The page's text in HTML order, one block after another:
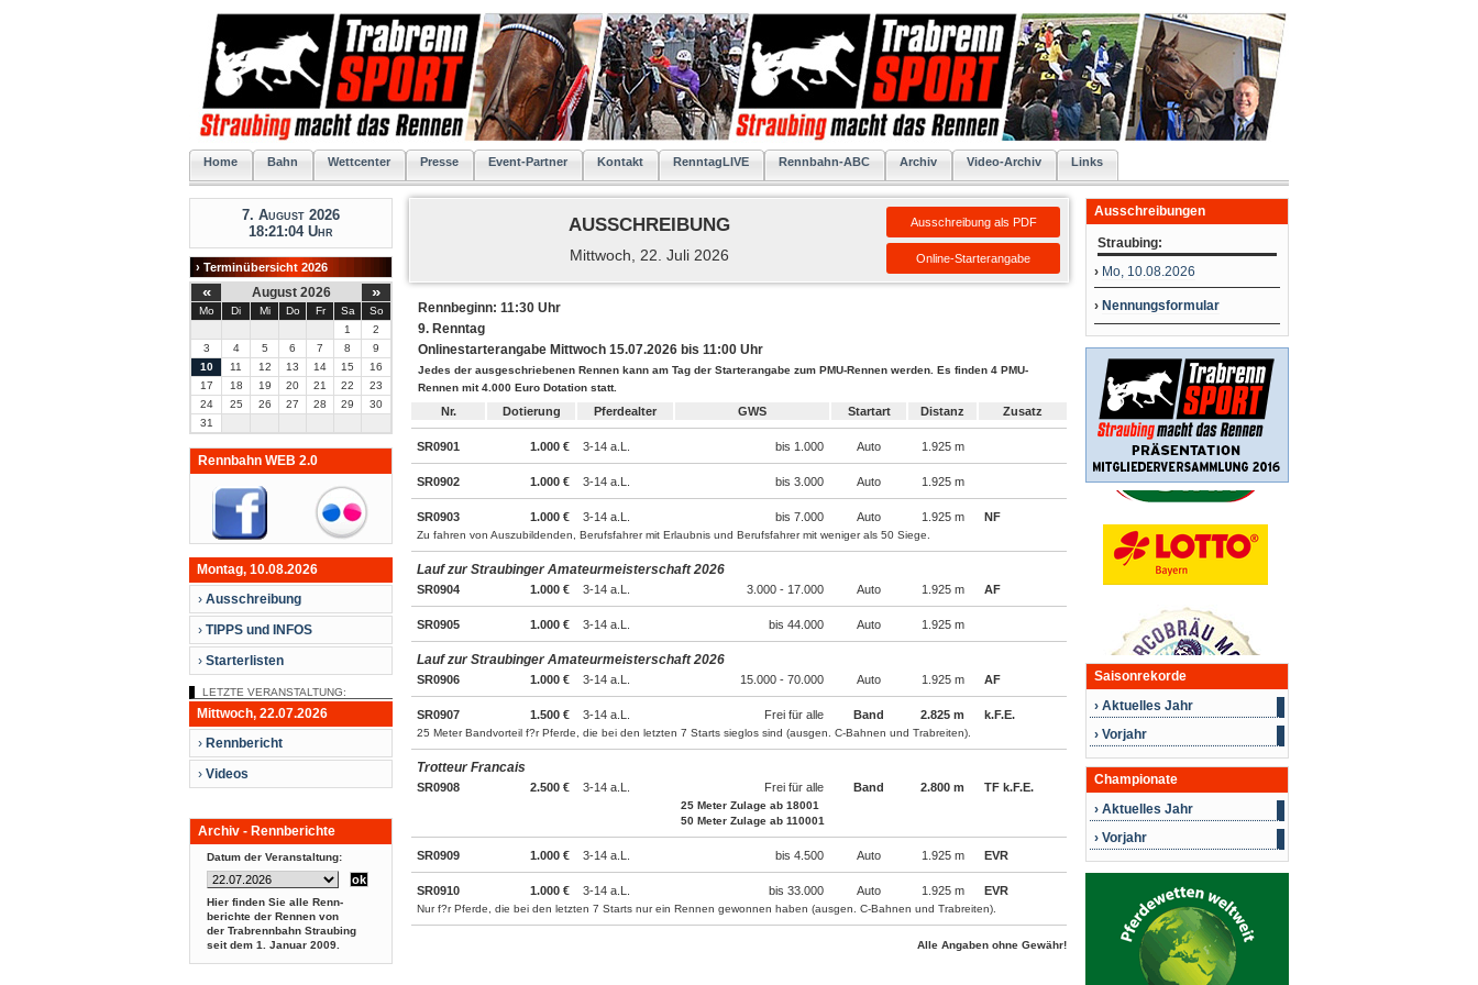
Home Bahn Wettcenter Presse Event-Partner Kontakt RenntagLIVE Rennbahn-ABC Archiv Video-Archiv Links
7. August 2026
18:21:04 Uhr
› Terminübersicht 2026
« August 2026 »
Mo Di Mi Do Fr Sa
So
1
2
3
4 5 6 7 8
9
10
11 12 13 14 15
16
17
18 19 20 21 22
23
24
25 26 27 28 29
30
31
Rennbahn WEB 2.0
Montag, 10.08.2026
› Ausschreibung
› TIPPS und INFOS
› Starterlisten
LETZTE VERANSTALTUNG:
Mittwoch, 22.07.2026
› Rennbericht
› Videos
Archiv - Rennberichte
Datum der Veranstaltung:
Hier finden Sie alle Renn-
berichte der Rennen von
der Trabrennbahn Straubing
seit dem 1. Januar 2009.
AUSSCHREIBUNG
Mittwoch, 22. Juli 2026
Ausschreibung als PDF
Online-Starterangabe
Rennbeginn: 11:30 Uhr
9. Renntag
Onlinestarterangabe Mittwoch 15.07.2026 bis 11:00 Uhr
Jedes der ausgeschriebenen Rennen kann am Tag der Starterangabe zum PMU-Rennen werden. Es finden 4 PMU-
Rennen mit 4.000 Euro Dotation statt.
Nr. Dotierung Pferdealter GWS Startart Distanz Zusatz
SR0901 1.000 € 3-14 a.L. bis 1.000 Auto 1.925 m
SR0902 1.000 € 3-14 a.L. bis 3.000 Auto 1.925 m
SR0903 1.000 € 3-14 a.L. bis 7.000 Auto 1.925 m NF
Zu fahren von Auszubildenden, Berufsfahrer mit Erlaubnis und Berufsfahrer mit weniger als 50 Siege.
Lauf zur Straubinger Amateurmeisterschaft 2026
SR0904 1.000 € 3-14 a.L. 3.000 - 17.000 Auto 1.925 m AF
SR0905 1.000 € 3-14 a.L. bis 44.000 Auto 1.925 m
Lauf zur Straubinger Amateurmeisterschaft 2026
SR0906 1.000 € 3-14 a.L. 15.000 - 70.000 Auto 1.925 m AF
SR0907 1.500 € 3-14 a.L. Frei für alle Band 2.825 m k.F.E.
25 Meter Bandvorteil f?r Pferde, die bei den letzten 7 Starts sieglos sind (ausgen. C-Bahnen und Trabreiten).
Trotteur Francais
SR0908 2.500 € 3-14 a.L. Frei für alle Band 2.800 m TF k.F.E.
25 Meter Zulage ab 18001
50 Meter Zulage ab 110001
SR0909 1.000 € 3-14 a.L. bis 4.500 Auto 1.925 m EVR
SR0910 1.000 € 3-14 a.L. bis 33.000 Auto 1.925 m EVR
Nur f?r Pferde, die bei den letzten 7 Starts nur ein Rennen gewonnen haben (ausgen. C-Bahnen und Trabreiten).
Alle Angaben ohne Gewähr!
Ausschreibungen
Straubing:
› Mo, 10.08.2026
› Nennungsformular
Saisonrekorde
› Aktuelles Jahr
› Vorjahr
Championate
› Aktuelles Jahr
› Vorjahr